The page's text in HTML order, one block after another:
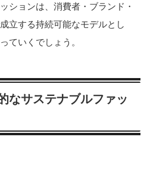
ションは、消費者・ブランド・
立する持続可能なモデルとし
ていくでしょう。
なサステナブルファッ